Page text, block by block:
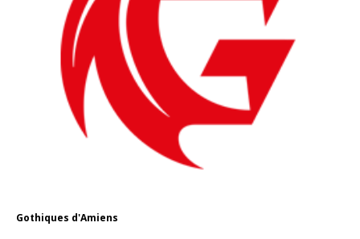
Gothiques d'Amiens